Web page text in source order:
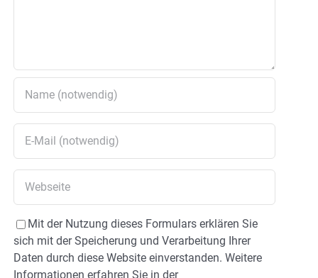
Mit der Nutzung dieses Formulars erklären Sie
sich mit der Speicherung und Verarbeitung Ihrer
Daten durch diese Website einverstanden. Weitere
Informationen erfahren Sie in der